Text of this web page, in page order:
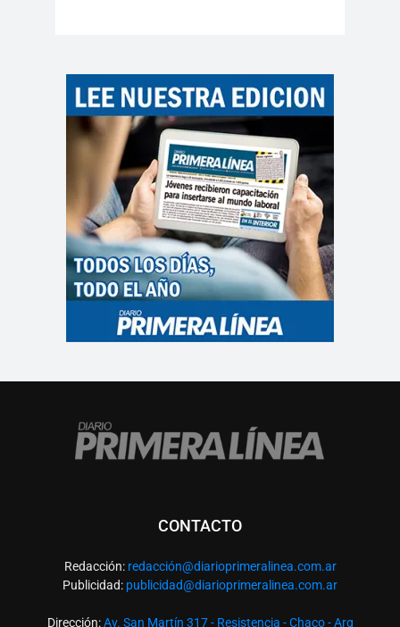
CONTACTO
Redacción: redacción@diarioprimeralinea.com.ar
Publicidad: publicidad@diarioprimeralinea.com.ar
Dirección:Av. San Martín 317 - Resistencia - Chaco - Arg